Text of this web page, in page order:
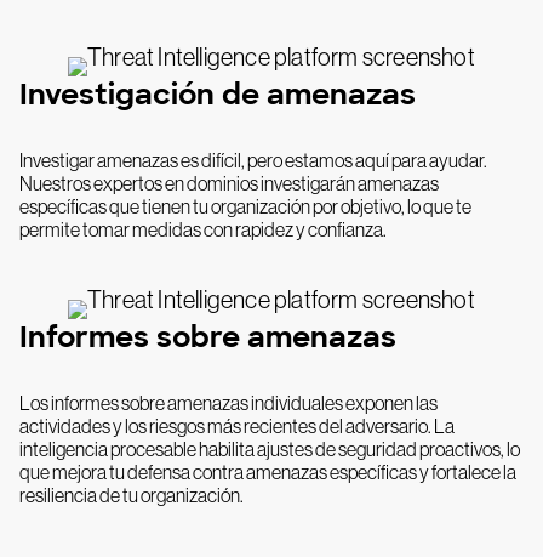
Investigación de amenazas
Investigar amenazas es difícil, pero estamos aquí para ayudar.
Nuestros expertos en dominios investigarán amenazas
específicas que tienen tu organización por objetivo, lo que te
permite tomar medidas con rapidez y confianza.
Informes sobre amenazas
Los informes sobre amenazas individuales exponen las
actividades y los riesgos más recientes del adversario. La
inteligencia procesable habilita ajustes de seguridad proactivos, lo
que mejora tu defensa contra amenazas específicas y fortalece la
resiliencia de tu organización.